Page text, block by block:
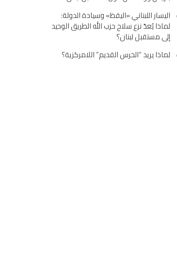
اليسار اللبناني «اليقظ» وسيادة الدولة:
لماذا يُعدّ نزع سلاح حزب الله الطريق الوحيد
إلى مستقبل لبنان؟
لماذا يريد “الحرس القديم” اللامركزية؟